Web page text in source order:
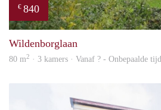
€ 840
Wildenborglaan
80 m2 · 3 kamers · Vanaf ? - Onbepaalde tijd